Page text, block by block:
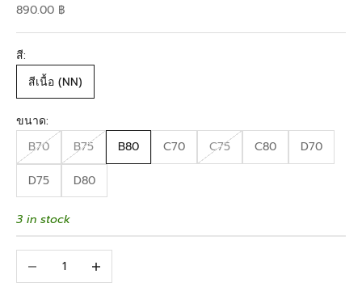
Sale price
890.00 ฿
สี:
สีเนื้อ (NN)
ขนาด:
B70
B75 B80 C70 C75 C80
D70
D75
D80
3 in stock
Decrease quantityIncrease quantity